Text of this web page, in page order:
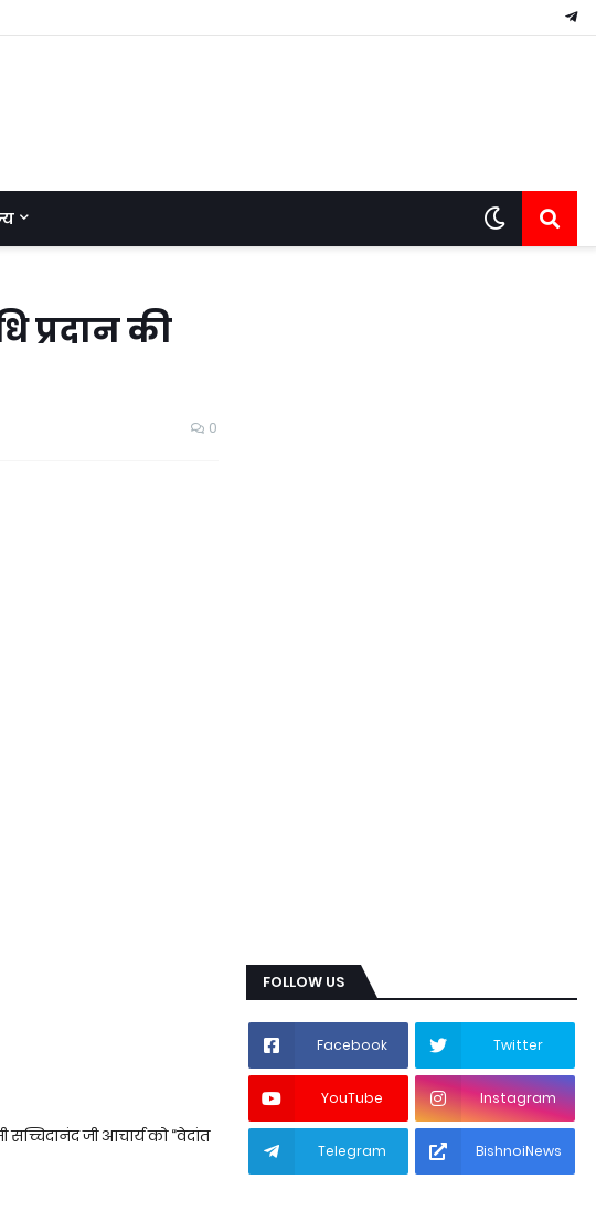
प्रदान की
0
सच्चिदानंद जी आचार्य को “वेदांत
FOLLOW US
Facebook Twitter
YouTube Instagram
Telegram BishnoiNews